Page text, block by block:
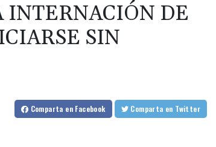
INTERNACIÓN DE
SIN
Comparta en Facebook Comparta en Twitter